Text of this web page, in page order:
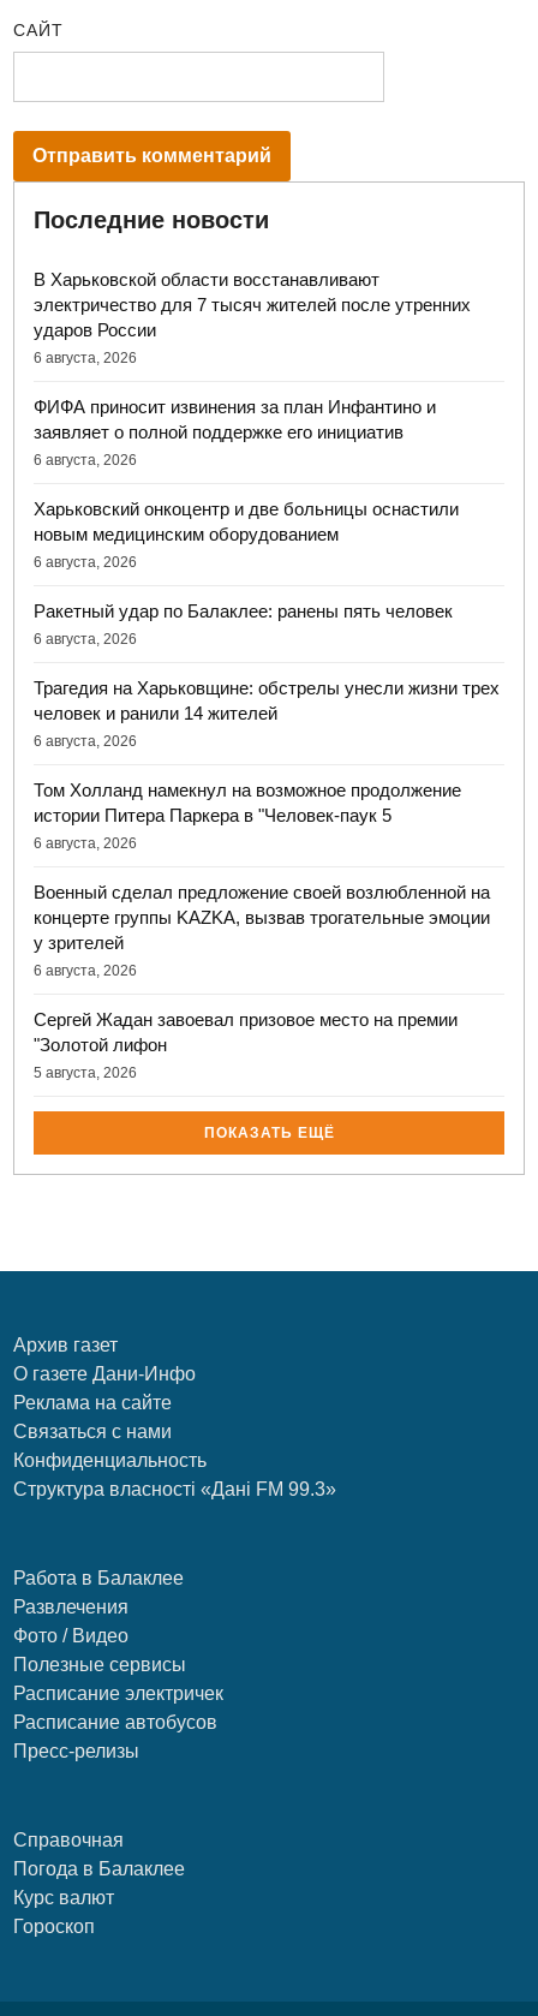
САЙТ
Последние новости
В Харьковской области восстанавливают
электричество для 7 тысяч жителей после утренних
ударов России
6 августа, 2026
ФИФА приносит извинения за план Инфантино и
заявляет о полной поддержке его инициатив
6 августа, 2026
Харьковский онкоцентр и две больницы оснастили
новым медицинским оборудованием
6 августа, 2026
Ракетный удар по Балаклее: ранены пять человек
6 августа, 2026
Трагедия на Харьковщине: обстрелы унесли жизни трех
человек и ранили 14 жителей
6 августа, 2026
Том Холланд намекнул на возможное продолжение
истории Питера Паркера в "Человек-паук 5
6 августа, 2026
Военный сделал предложение своей возлюбленной на
концерте группы KAZKA, вызвав трогательные эмоции
у зрителей
6 августа, 2026
Сергей Жадан завоевал призовое место на премии
"Золотой лифон
5 августа, 2026
ПОКАЗАТЬ ЕЩЁ
Архив газет
О газете Дани-Инфо
Реклама на сайте
Связаться с нами
Конфиденциальность
Структура власності «Дані FM 99.3»
Работа в Балаклее
Развлечения
Фото / Видео
Полезные сервисы
Расписание электричек
Расписание автобусов
Пресс-релизы
Справочная
Погода в Балаклее
Курс валют
Гороскоп